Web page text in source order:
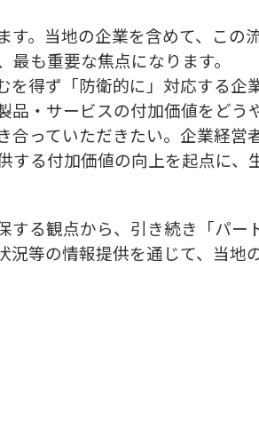
。当地の企業を含めて、この
も重要な焦点になります。
得ず「防衛的に」対応する企
・サービスの付加価値をどう
っていただきたい。企業経営
る付加価値の向上を起点に、
る観点から、引き続き「パー
等の情報提供を通じて、当地
愛知県経
会長